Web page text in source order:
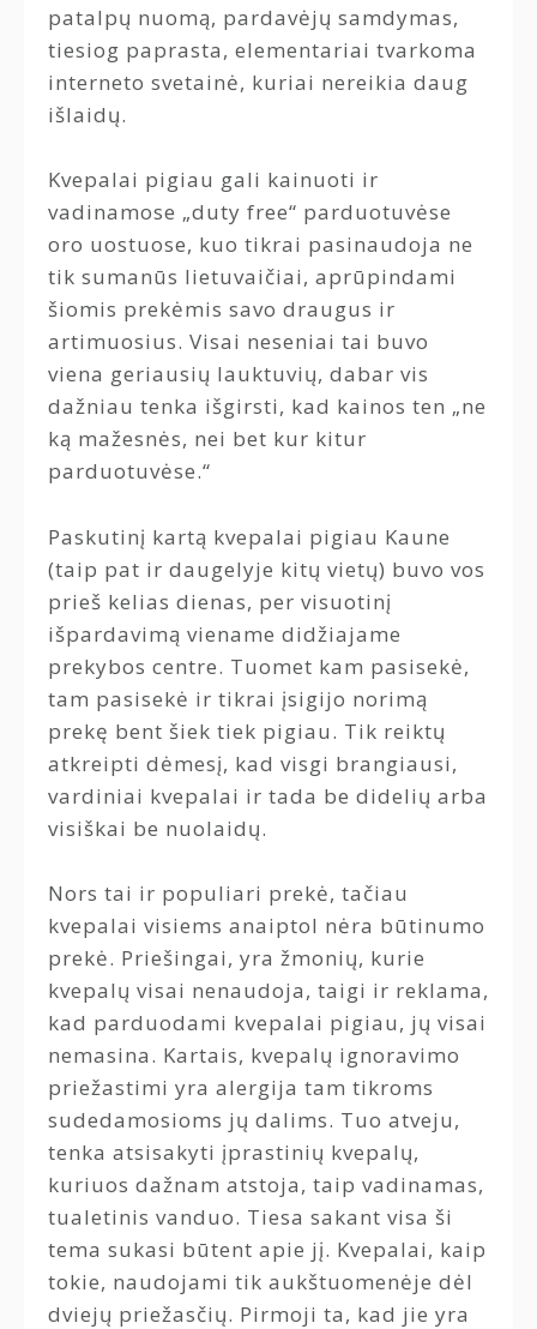
patalpų nuomą, pardavėjų samdymas,
tiesiog paprasta, elementariai tvarkoma
interneto svetainė, kuriai nereikia daug
išlaidų.
Kvepalai pigiau gali kainuoti ir
vadinamose „duty free“ parduotuvėse
oro uostuose, kuo tikrai pasinaudoja ne
tik sumanūs lietuvaičiai, aprūpindami
šiomis prekėmis savo draugus ir
artimuosius. Visai neseniai tai buvo
viena geriausių lauktuvių, dabar vis
dažniau tenka išgirsti, kad kainos ten „ne
ką mažesnės, nei bet kur kitur
parduotuvėse.“
Paskutinį kartą kvepalai pigiau Kaune
(taip pat ir daugelyje kitų vietų) buvo vos
prieš kelias dienas, per visuotinį
išpardavimą viename didžiajame
prekybos centre. Tuomet kam pasisekė,
tam pasisekė ir tikrai įsigijo norimą
prekę bent šiek tiek pigiau. Tik reiktų
atkreipti dėmesį, kad visgi brangiausi,
vardiniai kvepalai ir tada be didelių arba
visiškai be nuolaidų.
Nors tai ir populiari prekė, tačiau
kvepalai visiems anaiptol nėra būtinumo
prekė. Priešingai, yra žmonių, kurie
kvepalų visai nenaudoja, taigi ir reklama,
kad parduodami kvepalai pigiau, jų visai
nemasina. Kartais, kvepalų ignoravimo
priežastimi yra alergija tam tikroms
sudedamosioms jų dalims. Tuo atveju,
tenka atsisakyti įprastinių kvepalų,
kuriuos dažnam atstoja, taip vadinamas,
tualetinis vanduo. Tiesa sakant visa ši
tema sukasi būtent apie jį. Kvepalai, kaip
tokie, naudojami tik aukštuomenėje dėl
dviejų priežasčių. Pirmoji ta, kad jie yra